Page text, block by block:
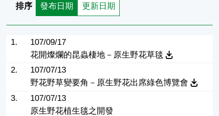
排序 發布日期 更新日期
1.
107/09/17
花開燦爛的昆蟲棲地－原生野花草毯
2.
107/07/13
野花野草變要角－原生野花出席綠色博覽會
3.
107/07/13
原生野花植生毯之開發